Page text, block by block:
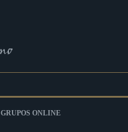
GRUPOS ONLINE